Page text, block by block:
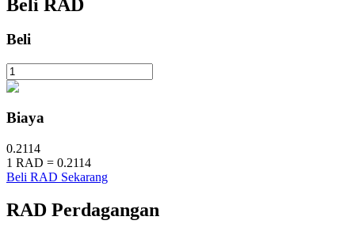
Beli RAD
Beli
Biaya
0.2114
1 RAD = 0.2114
Beli RAD Sekarang
RAD Perdagangan